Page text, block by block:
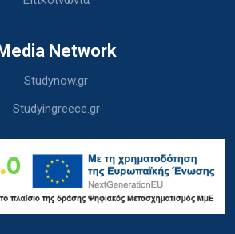
Network
Studynow.gr
Studyingreece.gr